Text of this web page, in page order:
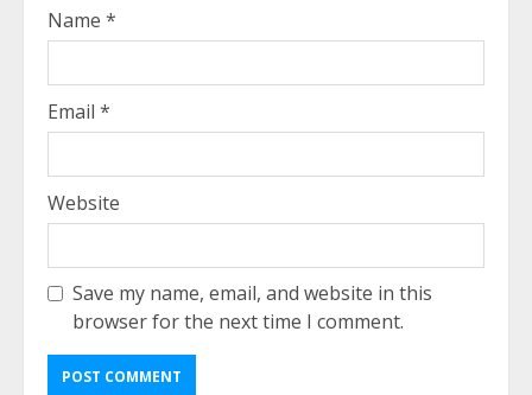
Name *
Email *
Website
Save my name, email, and website in this
browser for the next time I comment.